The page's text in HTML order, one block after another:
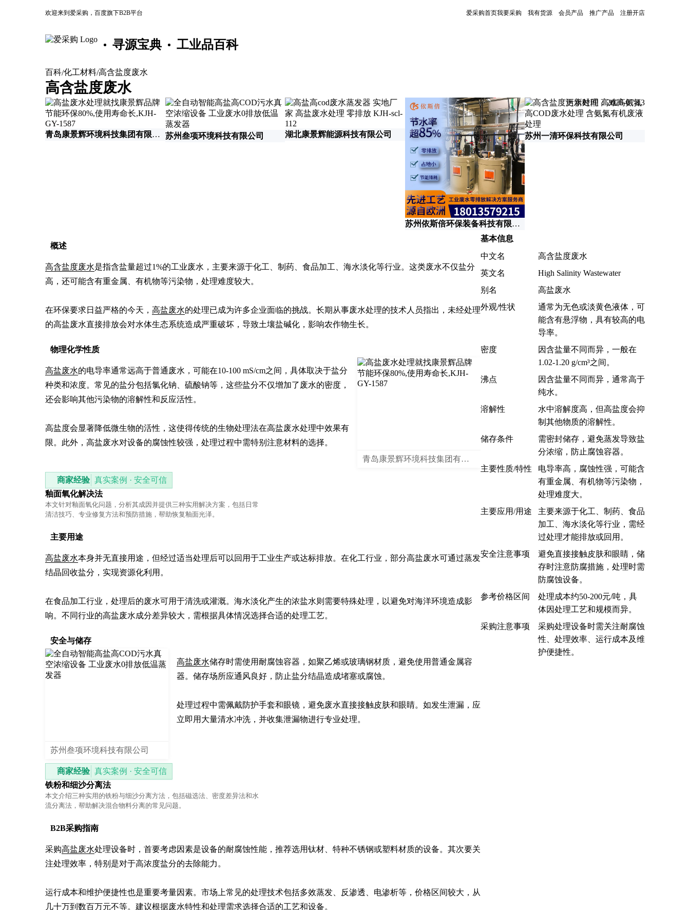
欢迎来到爱采购，百度旗下B2B平台 爱采购首页我要采购 我有货源 会员产品 推广产品 注册开店
寻源宝典 工业品百科
百科/化工材料/高含盐度废水
高含盐度废水
更新时间：2026-07-13
青岛康景辉环境科技集团有限公司 苏州叁项环境科技有限公司 湖北康景辉能源科技有限公司
苏州依斯倍环保装备科技有限公司
苏州一清环保科技有限公司
概述
高含盐度废水是指含盐量超过1%的工业废水，主要来源于化工、制药、食品加工、海水淡化等行业。这类废水不仅盐分
高，还可能含有重金属、有机物等污染物，处理难度较大。
在环保要求日益严格的今天， 高盐废水的处理已成为许多企业面临的挑战。长期从事废水处理的技术人员指出，未经处理
的高盐废水直接排放会对水体生态系统造成严重破坏，导致土壤盐碱化，影响农作物生长。
物理化学性质
青岛康景辉环境科技集团有限公司
高盐废水的电导率通常远高于普通废水，可能在10-100 mS/cm之间，具体取决于盐分
种类和浓度。常见的盐分包括氯化钠、硫酸钠等，这些盐分不仅增加了废水的密度，
还会影响其他污染物的溶解性和反应活性。
高盐度会显著降低微生物的活性，这使得传统的生物处理法在高盐废水处理中效果有
限。此外，高盐废水对设备的腐蚀性较强，处理过程中需特别注意材料的选择。
商家经验 真实案例 · 安全可信
釉面氧化解决法
本文针对釉面氧化问题，分析其成因并提供三种实用解决方案，包括日常
清洁技巧、专业修复方法和预防措施，帮助恢复釉面光泽。
主要用途
高盐废水本身并无直接用途，但经过适当处理后可以回用于工业生产或达标排放。在化工行业，部分高盐废水可通过蒸发
结晶回收盐分，实现资源化利用。
在食品加工行业，处理后的废水可用于清洗或灌溉。海水淡化产生的浓盐水则需要特殊处理，以避免对海洋环境造成影
响。不同行业的高盐废水成分差异较大，需根据具体情况选择合适的处理工艺。
安全与储存
苏州叁项环境科技有限公司
高盐废水储存时需使用耐腐蚀容器，如聚乙烯或玻璃钢材质，避免使用普通金属容
器。储存场所应通风良好，防止盐分结晶造成堵塞或腐蚀。
处理过程中需佩戴防护手套和眼镜，避免废水直接接触皮肤和眼睛。如发生泄漏，应
立即用大量清水冲洗，并收集泄漏物进行专业处理。
商家经验 真实案例 · 安全可信
铁粉和细沙分离法
本文介绍三种实用的铁粉与细沙分离方法，包括磁选法、密度差异法和水
流分离法，帮助解决混合物料分离的常见问题。
B2B采购指南
采购高盐废水处理设备时，首要考虑因素是设备的耐腐蚀性能，推荐选用钛材、特种不锈钢或塑料材质的设备。其次要关
注处理效率，特别是对于高浓度盐分的去除能力。
运行成本和维护便捷性也是重要考量因素。市场上常见的处理技术包括多效蒸发、反渗透、电渗析等，价格区间较大，从
几十万到数百万元不等。建议根据废水特性和处理需求选择合适的工艺和设备。
基本信息
中文名
高含盐度废水
英文名
High Salinity Wastewater
别名
高盐废水
外观/性状
通常为无色或淡黄色液体，可
能含有悬浮物，具有较高的电
导率。
密度
因含盐量不同而异，一般在
1.02-1.20 g/cm³之间。
沸点
因含盐量不同而异，通常高于
纯水。
溶解性
水中溶解度高，但高盐度会抑
制其他物质的溶解性。
储存条件
需密封储存，避免蒸发导致盐
分浓缩，防止腐蚀容器。
主要性质/特性
电导率高，腐蚀性强，可能含
有重金属、有机物等污染物，
处理难度大。
主要应用/用途
主要来源于化工、制药、食品
加工、海水淡化等行业，需经
过处理才能排放或回用。
安全注意事项
避免直接接触皮肤和眼睛，储
存时注意防腐措施，处理时需
防腐蚀设备。
参考价格区间
处理成本约50-200元/吨，具
体因处理工艺和规模而异。
采购注意事项
采购处理设备时需关注耐腐蚀
性、处理效率、运行成本及维
护便捷性。